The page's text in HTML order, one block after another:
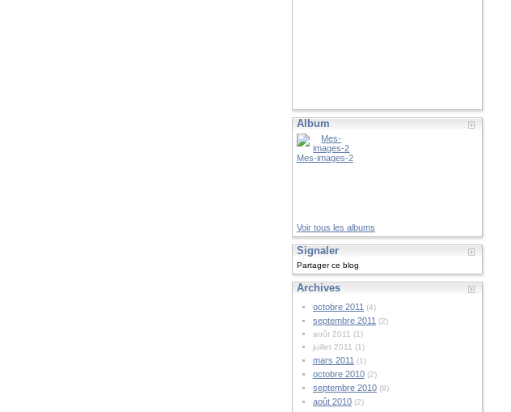
Album
Mes-images-2
Voir tous les albums
Signaler
Partager ce blog
Archives
octobre 2011 (4)
septembre 2011 (2)
août 2011 (1)
juillet 2011 (1)
mars 2011 (1)
octobre 2010(2)
septembre 2010(8)
août 2010(2)